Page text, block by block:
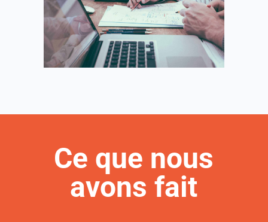
Ce que nous
avons fait